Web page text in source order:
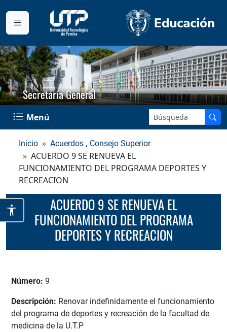
Secretaría General
Menú Buscar en el sitio:
Inicio Acuerdos , Consejo Superior
ACUERDO 9 SE RENUEVA EL
FUNCIONAMIENTO DEL PROGRAMA DEPORTES Y
RECREACION
ACUERDO 9 SE RENUEVA EL
FUNCIONAMIENTO DEL PROGRAMA
DEPORTES Y RECREACION
Número: 9
Descripción: Renovar indefinidamente el funcionamiento
del programa de deportes y recreación de la facultad de
medicina de la U.T.P